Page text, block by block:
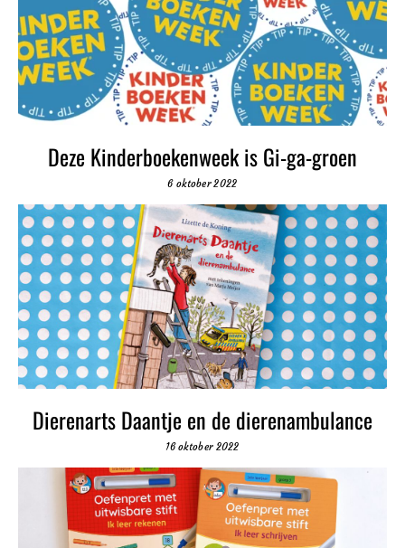
Deze Kinderboekenweek is Gi-ga-groen
6 oktober 2022
Dierenarts Daantje en de dierenambulance
16 oktober 2022